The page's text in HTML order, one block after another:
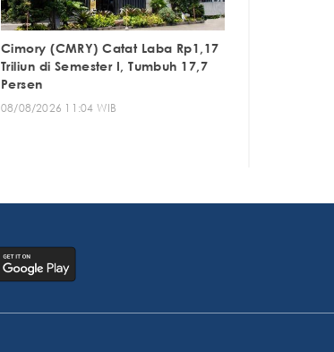
Cimory (CMRY) Catat Laba Rp1,17
Triliun di Semester I, Tumbuh 17,7
Persen
08/08/2026 11:04 WIB